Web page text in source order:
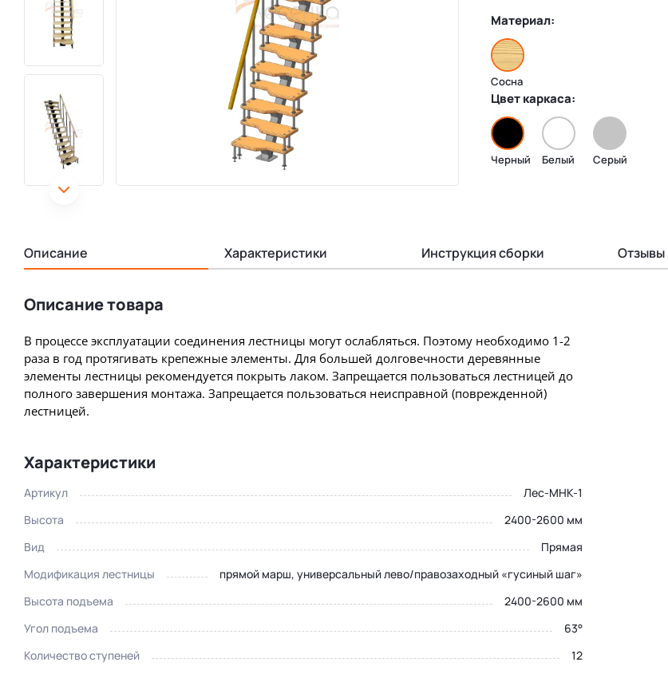
Материал:
Сосна
Цвет каркаса:
Черный Белый Серый
Описание Характеристики Инструкция сборки Отзывы
Описание товара
В процессе эксплуатации соединения лестницы могут ослабляться. Поэтому необходимо 1-2
раза в год протягивать крепежные элементы. Для большей долговечности деревянные
элементы лестницы рекомендуется покрыть лаком. Запрещается пользоваться лестницей до
полного завершения монтажа. Запрещается пользоваться неисправной (поврежденной)
лестницей.
Характеристики
Артикул
Лес-МНК-1
Высота
2400-2600 мм
Вид
Прямая
Модификация лестницы
прямой марш, универсальный лево/правозаходный «гусиный шаг»
Высота подъема
2400-2600 мм
Угол подъема
63°
Количество ступеней
12